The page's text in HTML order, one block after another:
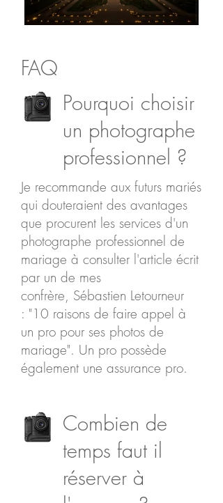
FAQ
Pourquoi choisir
un photographe
professionnel ?
Je recommande aux futurs mariés
qui douteraient des avantages
que procurent les services d'un
photographe professionnel de
mariage à consulter l'article écrit
par un de mes
confrère, Sébastien Letourneur
: "10 raisons de faire appel à
un pro pour ses photos de
mariage". Un pro possède
également une assurance pro.
Combien de
temps faut il
réserver à